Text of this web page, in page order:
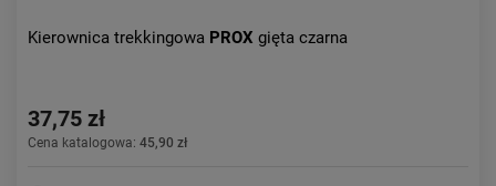
Kierownica trekkingowa PROX gięta czarna
37,75 zł
Cena katalogowa: 45,90 zł